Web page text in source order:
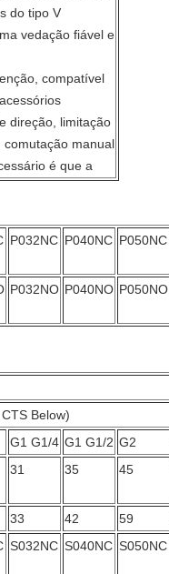
do tipo V
vedação fiável e
compatível
direção, limitação
comutação manual
é que a
P032NC P040NC P050NC
P032NO P040NO P050NO
Below)
G1 G1/4 G1 G1/2 G2
31 35 45
33 42 59
S032NC S040NC S050NC